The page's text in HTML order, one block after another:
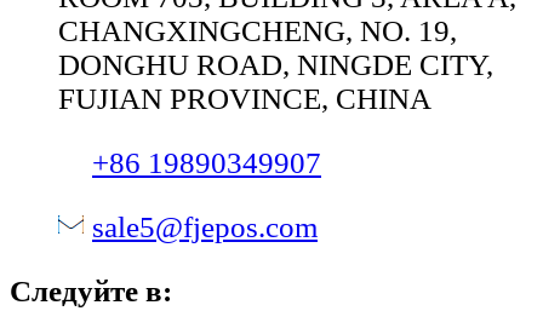
CHANGXINGCHENG, NO. 19,
DONGHU ROAD, NINGDE CITY,
FUJIAN PROVINCE, CHINA
+86 19890349907
sale5@fjepos.com
Следуйте в: